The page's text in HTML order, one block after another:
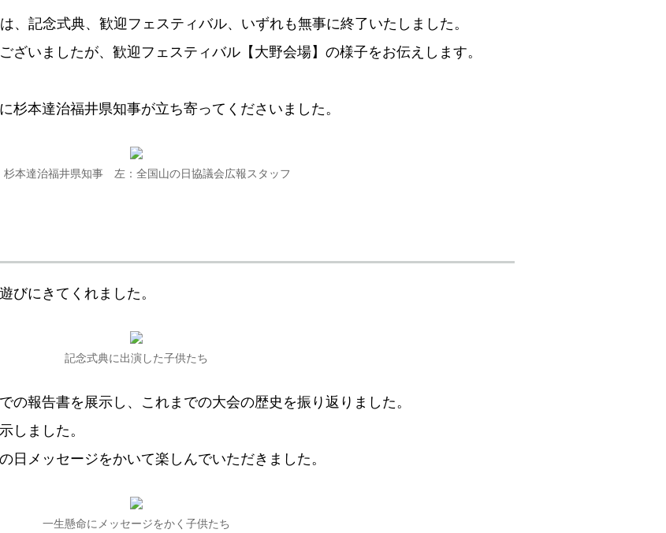
、記念式典、歓迎フェスティバル、いずれも無事に終了いたしました。
ざいましたが、歓迎フェスティバル【大野会場】の様子をお伝えします。
杉本達治福井県知事が立ち寄ってくださいました。
杉本達治福井県知事 左：全国山の日協議会広報スタッフ
びにきてくれました。
記念式典に出演した子供たち
の報告書を展示し、これまでの大会の歴史を振り返りました。
しました。
日メッセージをかいて楽しんでいただきました。
一生懸命にメッセージをかく子供たち